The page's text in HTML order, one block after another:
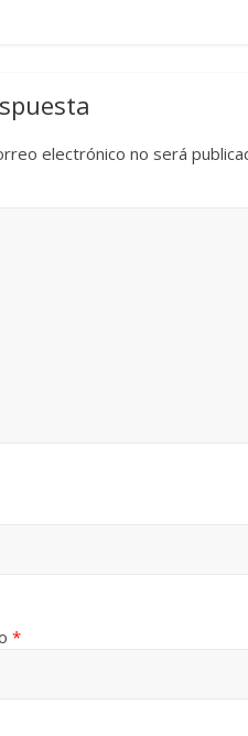
electrónico no será
*